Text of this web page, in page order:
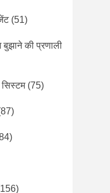
(51)
की प्रणाली
सिस्टम(75)